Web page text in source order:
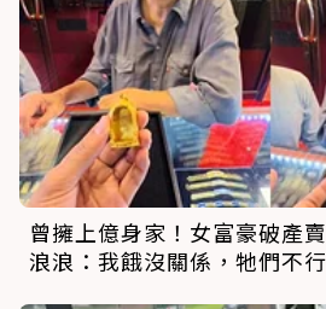
曾擁上億身家！女富豪破產
浪浪：我餓沒關係，牠們不行